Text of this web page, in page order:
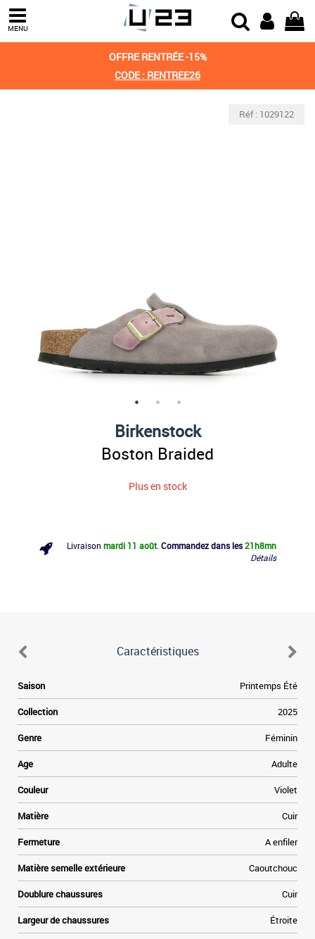
MENU
OFFRE RENTRÉE -15%
CODE : RENTREE26
Réf : 1029122
Birkenstock
Boston Braided
Plus en stock
Livraison mardi 11 août. Commandez dans les 21h8mn
Détails
Caractéristiques
Saison Printemps Été
Collection 2025
Genre Féminin
Age Adulte
Couleur Violet
Matière Cuir
Fermeture A enfiler
Matière semelle extérieure Caoutchouc
Doublure chaussures Cuir
Largeur de chaussures Étroite